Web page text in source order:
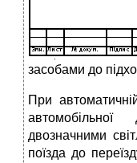
засобами до
При
двозначними
поїзда до